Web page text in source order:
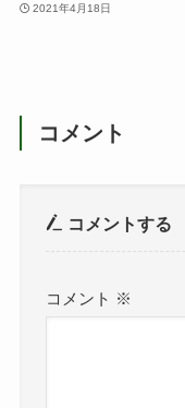
2021年4月18日
コメント
コメントする
コメント ※